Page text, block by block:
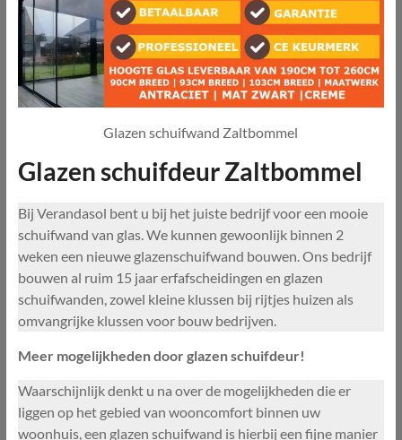
Glazen schuifwand Zaltbommel
Glazen schuifdeur Zaltbommel
Bij Verandasol bent u bij het juiste bedrijf voor een mooie
schuifwand van glas. We kunnen gewoonlijk binnen 2
weken een nieuwe glazenschuifwand bouwen. Ons bedrijf
bouwen al ruim 15 jaar erfafscheidingen en glazen
schuifwanden, zowel kleine klussen bij rijtjes huizen als
omvangrijke klussen voor bouw bedrijven.
Meer mogelijkheden door glazen schuifdeur!
Waarschijnlijk denkt u na over de mogelijkheden die er
liggen op het gebied van wooncomfort binnen uw
woonhuis, een glazen schuifwand is hierbij een fijne manier